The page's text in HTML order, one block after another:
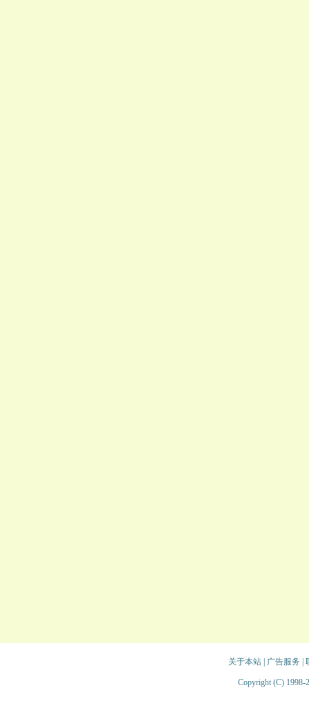
关于本站| 广告服务
Copyright (C) 1998-